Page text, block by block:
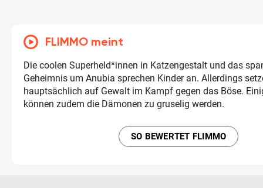
FLIMMO meint
Die coolen Superheld*innen in Katzengestalt und das
Geheimnis um Anubia sprechen Kinder an. Allerdings
hauptsächlich auf Gewalt im Kampf gegen das Böse.
können zudem die Dämonen zu gruselig werden.
SO BEWERTET FLIMMO